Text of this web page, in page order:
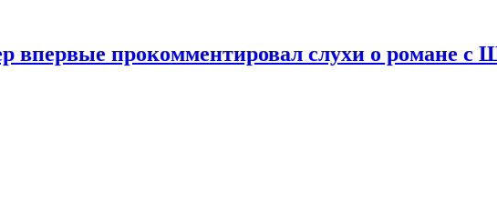
впервые прокомментировал слухи о романе с